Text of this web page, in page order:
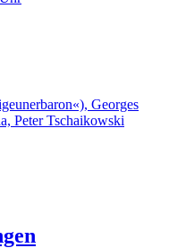
Georges
Peter Tschaikowski